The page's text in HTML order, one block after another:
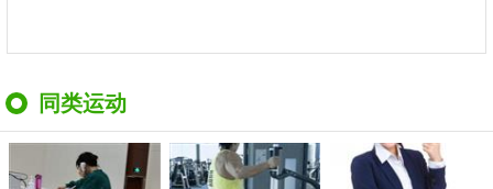
同类运动